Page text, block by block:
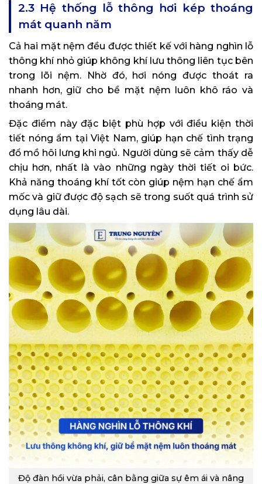
2.3 Hệ thống lỗ thông hơi kép thoáng
mát quanh năm
Cả hai mặt nệm đều được thiết kế với hàng nghìn lỗ
thông khí nhỏ giúp không khí lưu thông liên tục bên
trong lõi nệm. Nhờ đó, hơi nóng được thoát ra
nhanh hơn, giữ cho bề mặt nệm luôn khô ráo và
thoáng mát.
Đặc điểm này đặc biệt phù hợp với điều kiện thời
tiết nóng ẩm tại Việt Nam, giúp hạn chế tình trạng
đổ mồ hôi lưng khi ngủ. Người dùng sẽ cảm thấy dễ
chịu hơn, nhất là vào những ngày thời tiết oi bức.
Khả năng thoáng khí tốt còn giúp nệm hạn chế ẩm
mốc và giữ được độ sạch sẽ trong suốt quá trình sử
dụng lâu dài.
Độ đàn hồi vừa phải, cân bằng giữa sự êm ái và nâng